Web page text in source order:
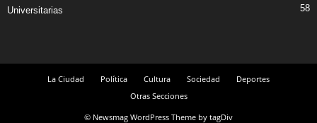
Universitarias 58
La Ciudad Política Cultura Sociedad
Deportes
Otras Secciones
© Newsmag WordPress Theme by tagDiv